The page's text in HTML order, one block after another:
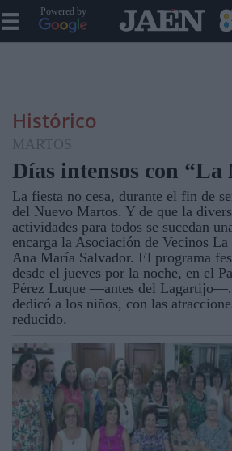
Powered by
Histórico
MARTOS
Días intensos con “La
La fiesta no cesa, durante el fin de
del Nuevo Martos. Y de que la
actividades para todos se sucedan
encarga la Asociación de Vecinos
Ana María Salvador. El programa
desde el jueves por la noche, en el
Pérez Luque —antes del
dedicó a los niños, con las
reducido.